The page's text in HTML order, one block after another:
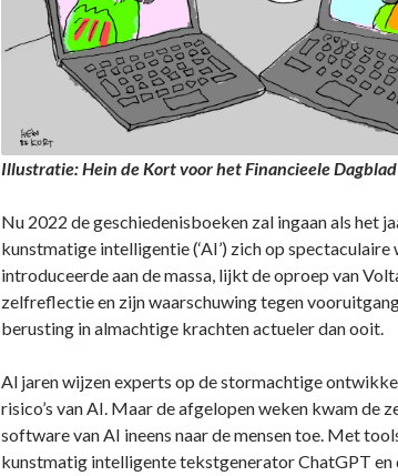
Illustratie: Hein de Kort voor het Financieele Dagblad
Nu 2022 de geschiedenisboeken zal ingaan als het
kunstmatige intelligentie (‘AI’) zich op spectaculaire
introduceerde aan de massa, lijkt de oproep van
zelfreflectie en zijn waarschuwing tegen
berusting in almachtige krachten actueler dan ooit.
Al jaren wijzen experts op de stormachtige
risico’s van AI. Maar de afgelopen weken kwam de
software van AI ineens naar de mensen toe. Met
kunstmatig intelligente tekstgenerator ChatGPT en